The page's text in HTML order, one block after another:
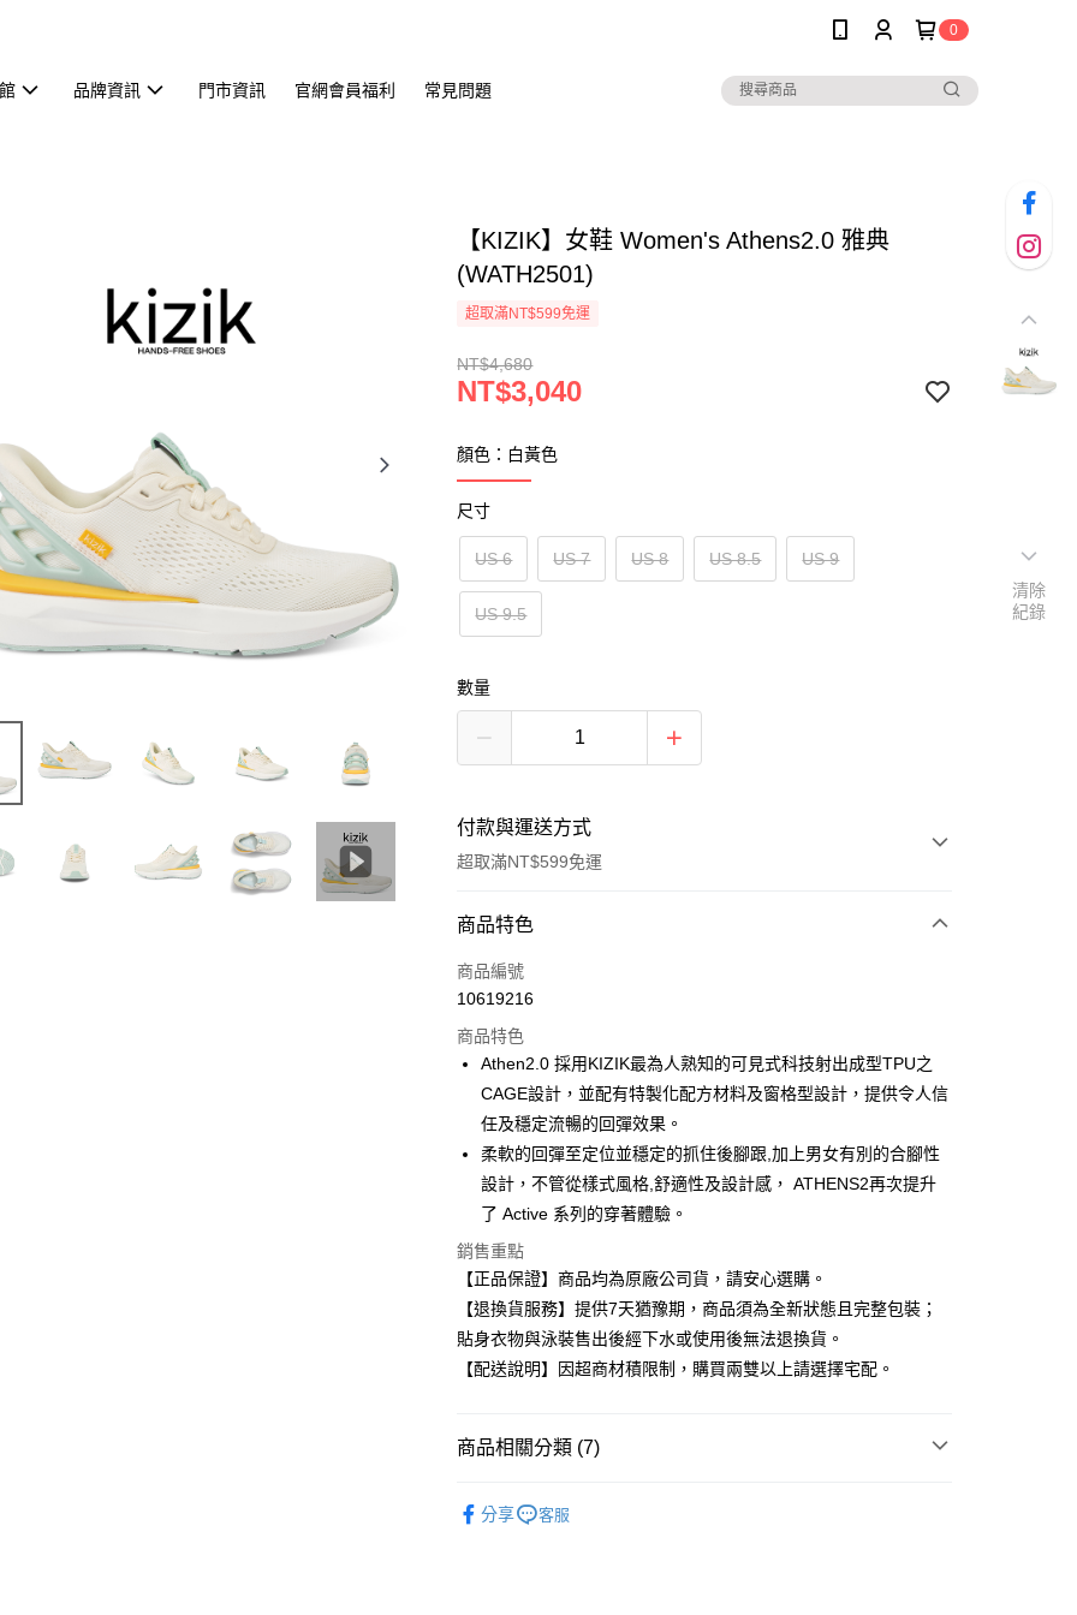
0
品牌資訊 門市資訊 官網會員福利 常見問題
【KIZIK】女鞋 Women's Athens2.0 雅典
(WATH2501)
超取滿NT$599免運
NT$4,680
NT$3,040
顏色：白黃色
尺寸
US 6 US 7 US 8 US 8.5 US 9
US 9.5
數量
付款與運送方式
超取滿NT$599免運
付款方式
信用卡一次付款
Apple Pay
運送方式
全家取貨付款
每筆NT$80，滿NT$599(含以上)免運費
付款後全家取貨
每筆NT$80，滿NT$599(含以上)免運費
7-11取貨付款
每筆NT$80，滿NT$599(含以上)免運費
每筆NT$80，滿NT$599(含以上)免運費
每筆NT$80，滿NT$599(含以上)免運費
商品特色
商品編號
10619216
商品特色
Athen2.0 採用KIZIK最為人熟知的可見式科技射出成型TPU之
CAGE設計，並配有特製化配方材料及窗格型設計，提供令人信
任及穩定流暢的回彈效果。
柔軟的回彈至定位並穩定的抓住後腳跟,加上男女有別的合腳性
設計，不管從樣式風格,舒適性及設計感， ATHENS2再次提升
了 Active 系列的穿著體驗。
銷售重點
【正品保證】商品均為原廠公司貨，請安心選購。
【退換貨服務】提供7天猶豫期，商品須為全新狀態且完整包裝；
貼身衣物與泳裝售出後經下水或使用後無法退換貨。
【配送說明】因超商材積限制，購買兩雙以上請選擇宅配。
商品相關分類 (7)
分享 客服
清除
紀錄